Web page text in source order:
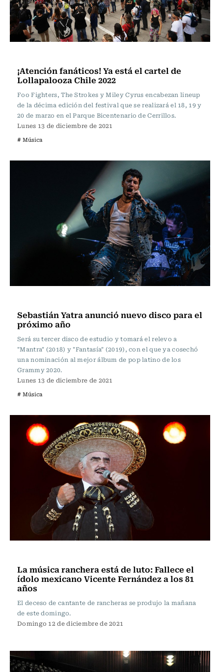
¡Atención fanáticos! Ya está el cartel de
Lollapalooza Chile 2022
Foo Fighters, The Strokes y Miley Cyrus encabezan lineup
de la décima edición del festival que se realizará el 18, 19 y
20 de marzo en el Parque Bicentenario de Cerrillos.
Lunes 13 de diciembre de 2021
# Música
Sebastián Yatra anunció nuevo disco para el
próximo año
Será su tercer disco de estudio y tomará el relevo a
"Mantra" (2018) y "Fantasía" (2019), con el que ya cosechó
una nominación al mejor álbum de pop latino de los
Grammy 2020.
Lunes 13 de diciembre de 2021
# Música
La música ranchera está de luto: Fallece el
ídolo mexicano Vicente Fernández a los 81
años
El deceso de cantante de rancheras se produjo la mañana
de este domingo.
Domingo 12 de diciembre de 2021